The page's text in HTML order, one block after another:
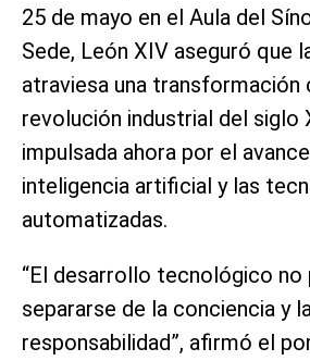
25 de mayo en el Aula del
Sede, León XIV aseguró que
atraviesa una transformación
revolución industrial del siglo
impulsada ahora por el
inteligencia artificial y las
automatizadas.
“El desarrollo tecnológico no
separarse de la conciencia y la
responsabilidad”, afirmó el